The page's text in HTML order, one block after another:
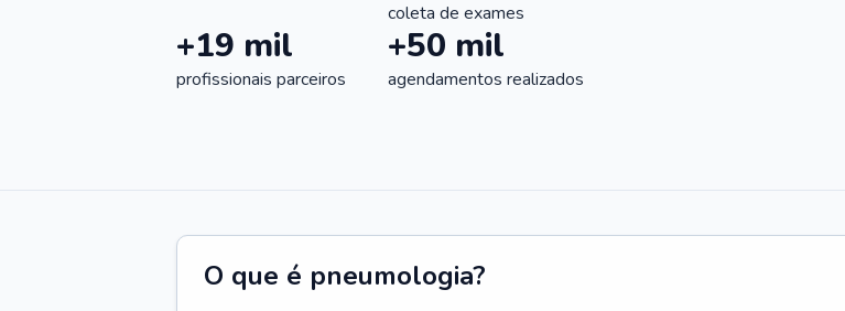
coleta de exames
+19 mil
profissionais parceiros
+50 mil
agendamentos realizados
O que é pneumologia?